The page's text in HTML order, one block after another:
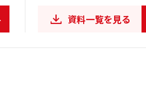
資料一覧を見る